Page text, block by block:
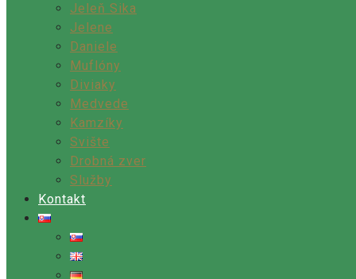
Jeleň Sika
Jelene
Daniele
Muflóny
Diviaky
Medvede
Kamzíky
Svište
Drobná zver
Služby
Kontakt